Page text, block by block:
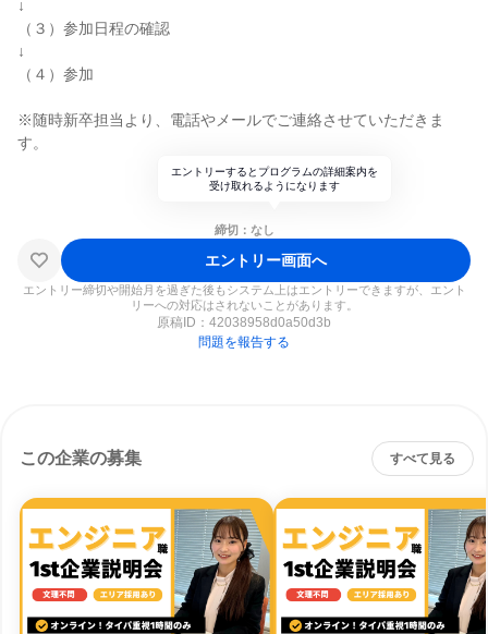
↓
（３）参加日程の確認
↓
（４）参加
※随時新卒担当より、電話やメールでご連絡させていただきま
す。
エントリーするとプログラムの詳細案内を
受け取れるようになります
締切：なし
エントリー画面へ
エントリー締切や開始月を過ぎた後もシステム上はエントリーできますが、エント
リーへの対応はされないことがあります。
原稿ID： 42038958d0a50d3b
問題を報告する
この企業の募集 すべて見る